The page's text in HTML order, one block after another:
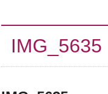
IMG_5635